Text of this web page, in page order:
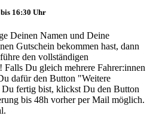
16:30 Uhr
Deinen Namen und Deine
Gutschein bekommen hast, dann
den vollständigen
Falls Du gleich mehrere Fahrer:innen
dafür den Button "Weitere
fertig bist, klickst Du den Button
bis 48h vorher per Mail möglich.